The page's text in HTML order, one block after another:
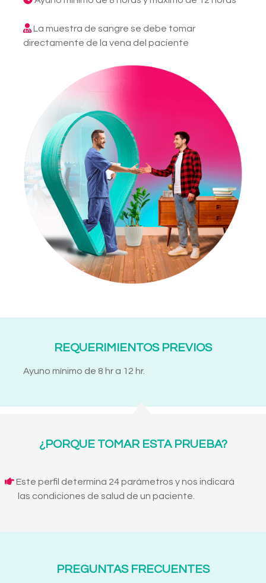
La muestra de sangre se debe tomar
directamente de la vena del paciente
REQUERIMIENTOS PREVIOS
Ayuno mínimo de 8 hr a 12 hr.
¿PORQUE TOMAR ESTA PRUEBA?
Este perfil determina 24 parámetros y nos indicará
las condiciones de salud de un paciente.
PREGUNTAS FRECUENTES